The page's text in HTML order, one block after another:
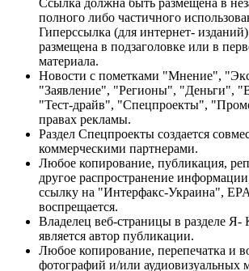
полного либо частичного
Гиперссылка (для интернет-
размещена в подзаголовке или в
материала.
Новости с пометками "Мнение",
"Заявление", "Регионы", "Деньги",
"Тест-драйв", "Спецпроекты",
правах рекламы.
Раздел Спецпроекты создается
коммерческими партнерами.
Любое копирование, публикация,
другое распространение
ссылку на "Интерфакс-Украина",
воспрещается.
Владелец веб-страницы в разделе Я-
является автор публикации.
Любое копирование, перепечатка и
фотографий и/или аудиовизуальных